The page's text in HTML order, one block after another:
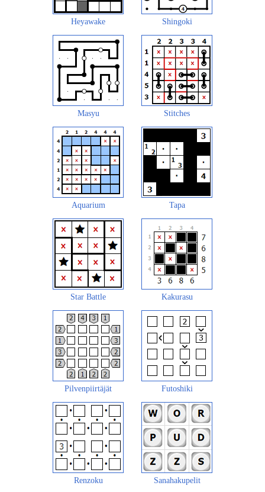
Heyawake Shingoki
Masyu Stitches
Aquarium Tapa
Star Battle Kakurasu
Pilvenpiirtäjät Futoshiki
Renzoku Sanahakupelit